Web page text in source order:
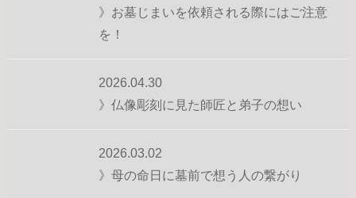
》お墓じまいを依頼される際にはご注意
を！
2026.04.30
》仏像彫刻に見た師匠と弟子の想い
2026.03.02
》母の命日に墓前で想う人の繋がり